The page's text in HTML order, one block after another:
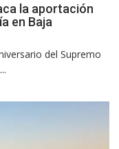
la aportación
en Baja
del Supremo